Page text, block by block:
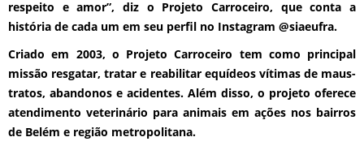
respeito e amor”, diz o Projeto Carroceiro, que conta a
história de cada um em seu perfil no Instagram @siaeufra.
Criado em 2003, o Projeto Carroceiro tem como principal
missão resgatar, tratar e reabilitar equídeos vítimas de maus-
tratos, abandonos e acidentes. Além disso, o projeto oferece
atendimento veterinário para animais em ações nos bairros
de Belém e região metropolitana.